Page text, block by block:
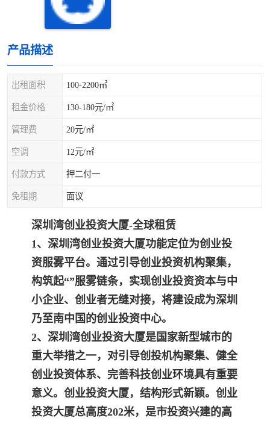
产品描述
出租面积 100-2200㎡
租金价格 130-180元/㎡
管理费 20元/㎡
空调 12元/㎡
付款方式 押二付一
免租期 面议
深圳湾创业投资大厦-全球租赁
1、深圳湾创业投资大厦功能定位为创业投
资服雾平台。通过引导创业投资机构聚集，
构筑起“”服雾链条，实现创业投资资本与中
小企业、创业者无缝对接，将建设成为深圳
乃至南中国的创业投资中心。
2、 深圳湾创业投资大厦是国家新型城市的
重大举措之一，对引导创投机构聚集、健全
创业投资体系、完善科技创业环境具有重要
意义。创业投资大厦，结构形式新颖。 创业
投资大厦总高度202米，是市投资兴建的高
龙岗区
光明区
龙华观澜